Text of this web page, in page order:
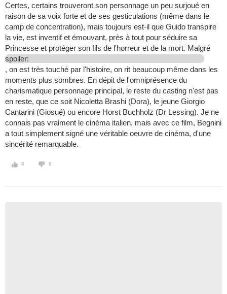
Certes, certains trouveront son personnage un peu surjoué en
raison de sa voix forte et de ses gesticulations (même dans le
camp de concentration), mais toujours est-il que Guido transpire
la vie, est inventif et émouvant, près à tout pour séduire sa
Princesse et protéger son fils de l'horreur et de la mort. Malgré
spoiler:
, on est très touché par l'histoire, on rit beaucoup même dans les
moments plus sombres. En dépit de l'omniprésence du
charismatique personnage principal, le reste du casting n'est pas
en reste, que ce soit Nicoletta Brashi (Dora), le jeune Giorgio
Cantarini (Giosué) ou encore Horst Buchholz (Dr Lessing). Je ne
connais pas vraiment le cinéma italien, mais avec ce film, Begnini
a tout simplement signé une véritable oeuvre de cinéma, d'une
sincérité remarquable.
3 0